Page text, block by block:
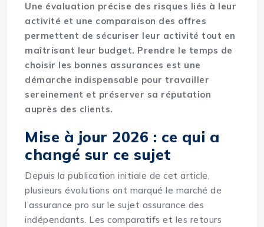
Une évaluation précise des risques liés à leur
activité et une comparaison des offres
permettent de sécuriser leur activité tout en
maîtrisant leur budget. Prendre le temps de
choisir les bonnes assurances est une
démarche indispensable pour travailler
sereinement et préserver sa réputation
auprès des clients.
Mise à jour 2026 : ce qui a
changé sur ce sujet
Depuis la publication initiale de cet article,
plusieurs évolutions ont marqué le marché de
l’assurance pro sur le sujet assurance des
indépendants. Les comparatifs et les retours